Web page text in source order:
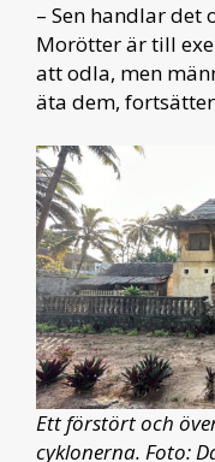
– Sen handlar det
Morötter är till
att odla, men
äta dem,
Ett förstört och
cyklonerna. Foto: